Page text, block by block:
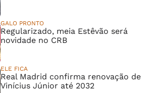
GALO PRONTO
Regularizado, meia Estêvão será
novidade no CRB
ELE FICA
Real Madrid confirma renovação de
Vinícius Júnior até 2032